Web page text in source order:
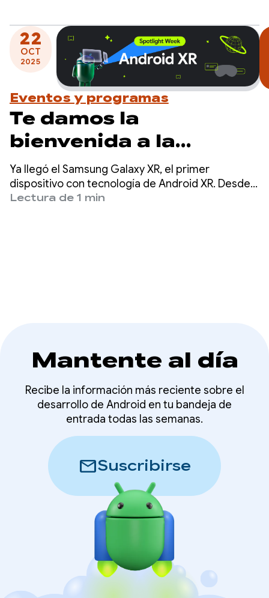
diseñados para ayudarte a aprender, compilar y
preparar tus apps para Android XR.
22
OCT
2025
Eventos y programas
Te damos la
bienvenida a la
Spotlight Week de
Android XR.
Ya llegó el Samsung Galaxy XR, el primer
dispositivo con tecnología de Android XR. Desde
que lanzamos la versión preliminar para
Lectura de 1 min
Mantente al día
Recibe la información más reciente sobre el
desarrollo de Android en tu bandeja de
entrada todas las semanas.
mailSuscribirse